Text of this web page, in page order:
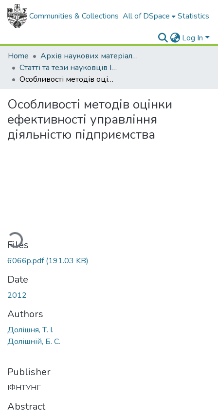
Communities & Collections All of DSpace Statistics
Log In
Home
Архів наукових матеріалів
Статті та тези науковців ІФНТУНГ
Особливості методів оцінки ефективності управління діяльністю підприємства
Особливості методів оцінки
ефективності управління
діяльністю підприємства
Files
6066p.pdf(191.03 KB)
Date
2012
Authors
Долішня, Т. І.
Долішній, Б. С.
Publisher
ІФНТУНГ
Abstract